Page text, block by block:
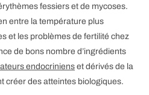
fessiers et de mycoses.
entre la température plus
et les problèmes de fertilité chez
de bons nombre d’ingrédients
endocrinienset dérivés de la
créer des atteintes biologiques.